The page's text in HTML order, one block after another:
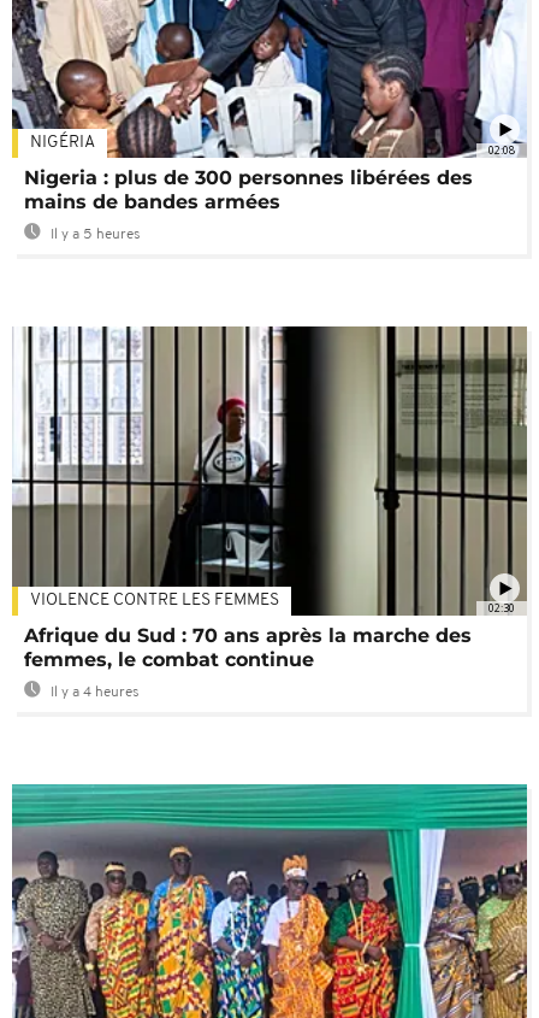
02:08
NIGÉRIA
Nigeria : plus de 300 personnes libérées des
mains de bandes armées
Il y a 5 heures
02:30
VIOLENCE CONTRE LES FEMMES
Afrique du Sud : 70 ans après la marche des
femmes, le combat continue
Il y a 4 heures